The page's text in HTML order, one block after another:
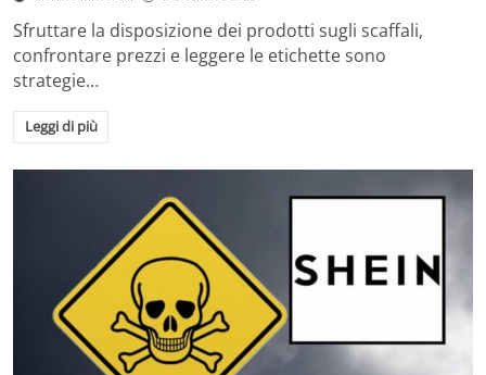
Sfruttare la disposizione dei prodotti sugli scaffali,
confrontare prezzi e leggere le etichette sono
strategie…
Leggi di più